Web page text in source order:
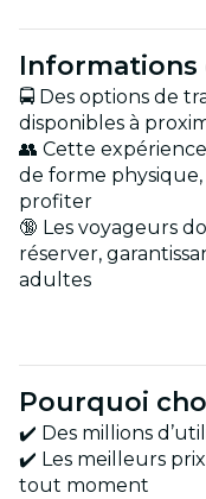
Informations
🚍 Des options de
disponibles à
👥 Cette
de forme
profiter
🔞 Les voyageurs
réserver,
adultes
Pourquoi
✔️ Des millions
✔️ Les meilleurs
tout moment